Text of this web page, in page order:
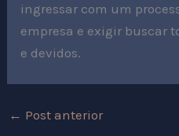
ingressar com um
empresa e exigir buscar
e devidos.
← Post anterior